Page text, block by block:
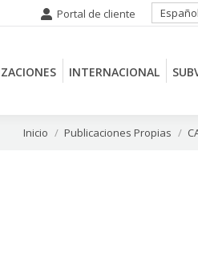
Portal de cliente Español
INTERNACIONAL
Estás aquí:
Inicio Publicaciones Propias